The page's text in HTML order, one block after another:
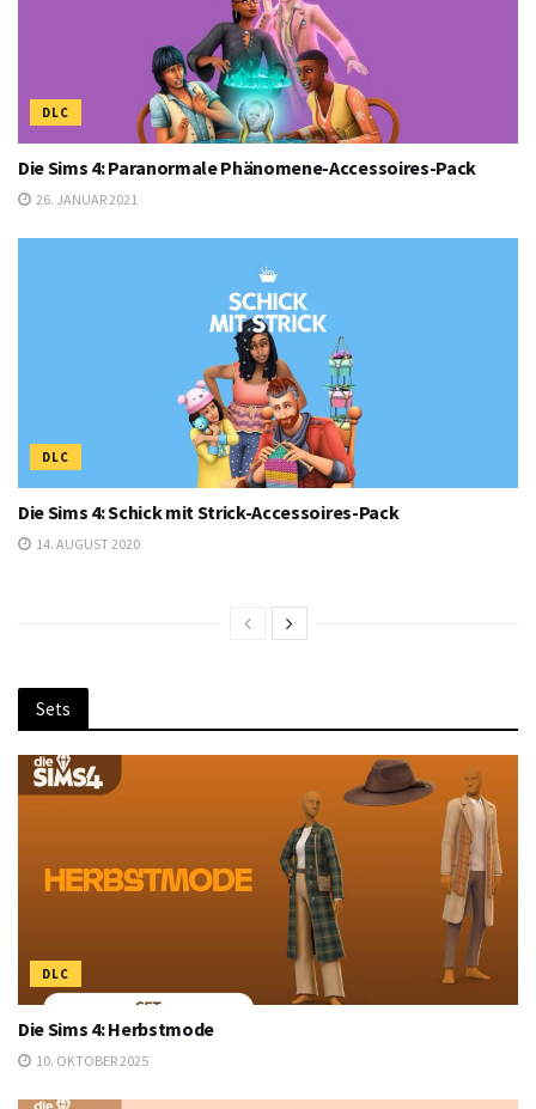
DLC
Die Sims 4: Paranormale Phänomene-Accessoires-Pack
26. JANUAR 2021
DLC
Die Sims 4: Schick mit Strick-Accessoires-Pack
14. AUGUST 2020
Sets
DLC
Die Sims 4: Herbstmode
10. OKTOBER 2025